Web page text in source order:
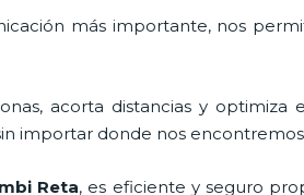
más importante, nos
acorta distancias y
importar donde nos
Reta, es eficiente y seguro